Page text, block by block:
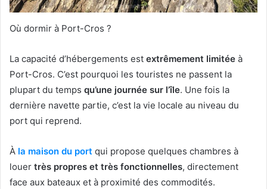
Où dormir à Port-Cros ?
La capacité d’hébergements est extrêmement limitée à
Port-Cros. C’est pourquoi les touristes ne passent la
plupart du temps qu’une journée sur l’île. Une fois la
dernière navette partie, c’est la vie locale au niveau du
port qui reprend.
À la maison du port qui propose quelques chambres à
louer très propres et très fonctionnelles, directement
face aux bateaux et à proximité des commodités.